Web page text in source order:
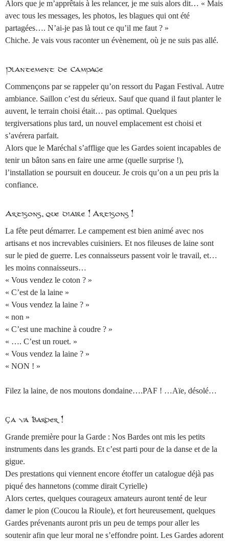
Alors que je m’apprêtais à les relancer, je me suis alors dit… « Mais
avec tous les messages, les photos, les blagues qui ont été
partagées…. N’ai-je pas là tout ce qu’il me faut ? »
Chiche. Je vais vous raconter un évènement, où je ne suis pas allé.
Plantement de Campage
Commençons par se rappeler qu’on ressort du Pagan Festival. Autre
ambiance. Saillon c’est du sérieux. Sauf que quand il faut planter le
auvent, le terrain choisi était… pas optimal. Quelques
tergiversations plus tard, un nouvel emplacement est choisi et
s’avérera parfait.
Alors que le Maréchal s’afflige que les Gardes soient incapables de
tenir un bâton sans en faire une arme (quelle surprise !),
l’installation se poursuit en douceur. Je crois qu’on a un peu pris la
confiance.
Artisons, que diable ! Artisons !
La fête peut démarrer. Le campement est bien animé avec nos
artisans et nos increvables cuisiniers. Et nos fileuses de laine sont
sur le pied de guerre. Les connaisseurs passent voir le travail, et…
les moins connaisseurs…
« Vous vendez le coton ? »
« C’est de la laine »
« Vous vendez la laine ? »
« non »
« C’est une machine à coudre ? »
« …. C’est un rouet. »
« Vous vendez la laine ? »
« NON ! »
Filez la laine, de nos moutons dondaine….PAF ! …Aïe, désolé…
Ça va Barder !
Grande première pour la Garde : Nos Bardes ont mis les petits
instruments dans les grands. Et c’est parti pour de la danse et de la
gigue.
Des prestations qui viennent encore étoffer un catalogue déjà pas
piqué des hannetons (comme dirait Cyrielle)
Alors certes, quelques courageux amateurs auront tenté de leur
damer le pion (Coucou la Rioule), et fort heureusement, quelques
Gardes prévenants auront pris un peu de temps pour aller les
soutenir afin que leur moral ne s’effondre point. Les Gardes adorent